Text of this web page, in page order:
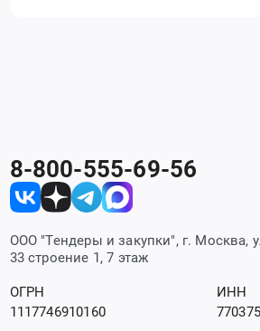
8-800-555-69-56
ООО "Тендеры и закупки", г. Москва,
33 строение 1, 7 этаж
ОГРН
1117746910160
ИНН